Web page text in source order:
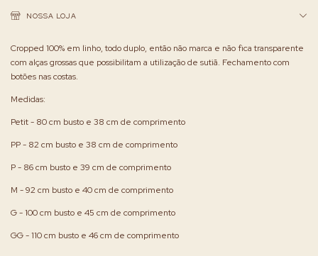
NOSSA LOJA
Cropped 100% em linho, todo duplo, então não marca e não fica transparente
com alças grossas que possibilitam a utilização de sutiã. Fechamento com
botões nas costas.
Medidas:
Petit - 80 cm busto e 38 cm de comprimento
PP - 82 cm busto e 38 cm de comprimento
P - 86 cm busto e 39 cm de comprimento
M - 92 cm busto e 40 cm de comprimento
G - 100 cm busto e 45 cm de comprimento
GG - 110 cm busto e 46 cm de comprimento